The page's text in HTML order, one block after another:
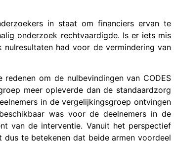
in staat om financiers ervan te
onderzoek rechtvaardigde. Is er iets mis
had voor de vermindering van
om de nulbevindingen van CODES
meer opleverde dan de standaardzorg
in de vergelijkingsgroep ontvingen
was voor de deelnemers in de
van de interventie. Vanuit het perspectief
te betekenen dat beide armen voordeel